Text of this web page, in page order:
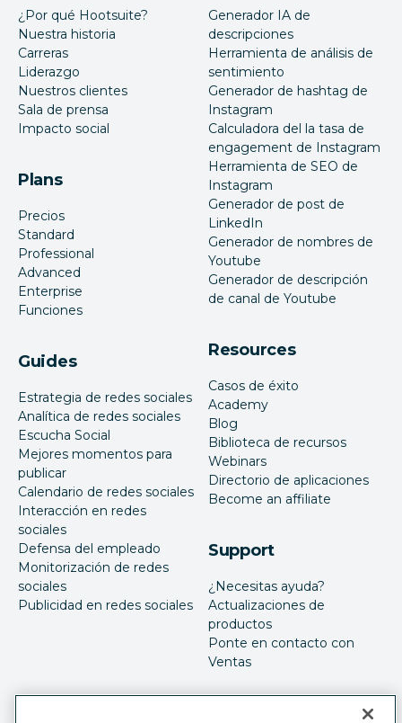
¿Por qué Hootsuite?
Nuestra historia
Carreras
Liderazgo
Nuestros clientes
Sala de prensa
Impacto social
Plans
Precios
Standard
Professional
Advanced
Enterprise
Funciones
Guides
Estrategia de redes sociales
Analítica de redes sociales
Escucha Social
Mejores momentos para
publicar
Calendario de redes sociales
Interacción en redes
sociales
Defensa del empleado
Monitorización de redes
sociales
Publicidad en redes sociales
Generador IA de
descripciones
Herramienta de análisis de
sentimiento
Generador de hashtag de
Instagram
Calculadora del la tasa de
engagement de Instagram
Herramienta de SEO de
Instagram
Generador de post de
LinkedIn
Generador de nombres de
Youtube
Generador de descripción
de canal de Youtube
Resources
Casos de éxito
Academy
Blog
Biblioteca de recursos
Webinars
Directorio de aplicaciones
Become an affiliate
Support
¿Necesitas ayuda?
Actualizaciones de
productos
Ponte en contacto con
Ventas